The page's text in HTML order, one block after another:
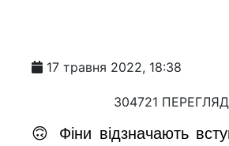
17 травня 2022, 18:38
304721
🙃 Фіни відзначають